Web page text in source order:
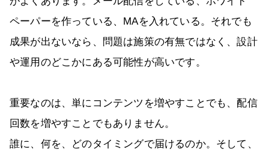
ペーパーを作っている、MAを入れている。それでも
成果が出ないなら、問題は施策の有無ではなく、設計
や運用のどこかにある可能性が高いです。
重要なのは、単にコンテンツを増やすことでも、配信
回数を増やすことでもありません。
誰に、何を、どのタイミングで届けるのか。そして、